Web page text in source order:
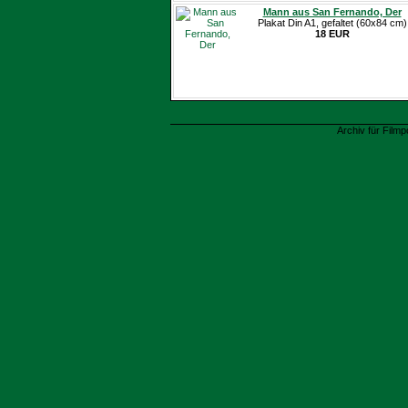
Mann aus San Fernando, Der
Plakat Din A1, gefaltet (60x84 cm)
18 EUR
Archiv für